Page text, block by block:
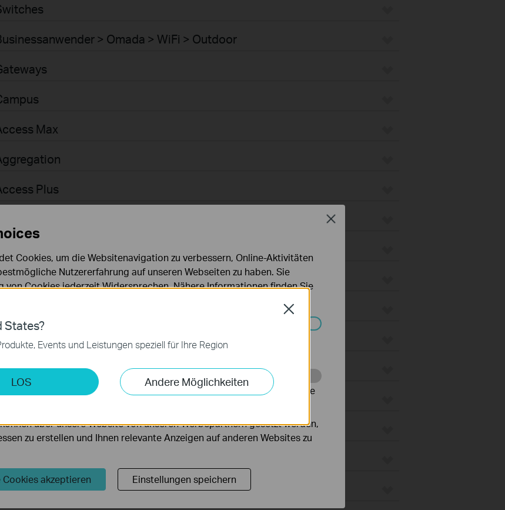
> Omada > WiFi > Outdoor
Max
Plus
> Omada > WiFi > GPON
> Omada > Router > Wired Gateways
> Omada > Router > WiFi Gateways
> Omada > Router > 4G/5G WiFi Gateways
> Omada > Router > Integrated Gateways
> Omada > Controller > Cloud-Based
States?
Events und Leistungen speziell für Ihre Region
LOS Andere Möglichkeiten
Close
Cookies, um die Websitenavigation zu verbessern, Online-Aktivitäten
Nutzererfahrung auf unseren Webseiten zu haben. Sie
von Cookies jederzeit Widersprechen. Nähere Informationen finden Sie
der Website erforderlich und können in Ihren Systemen nicht
es uns, Ihre Aktivitäten auf unserer Website zu analysieren, um die
zu verbessern und anzupassen.
über unsere Website von unseren Werbepartnern gesetzt werden,
zu erstellen und Ihnen relevante Anzeigen auf anderen Websites zu
Cookies akzeptieren Einstellungen speichern
Close